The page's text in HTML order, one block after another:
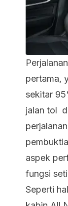
pertama,
sekitar
jalan tol
aspek
fungsi
Seperti